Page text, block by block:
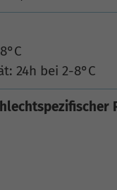
24h bei 2-8°C